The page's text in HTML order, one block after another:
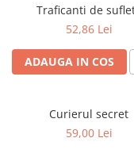
Senzatii/Dragoste
Senzatii/Suspans
SF & Fantasy
Traficanti de
52,86 Lei
ADAUGA IN COS
Curierul secret
59,00 Lei